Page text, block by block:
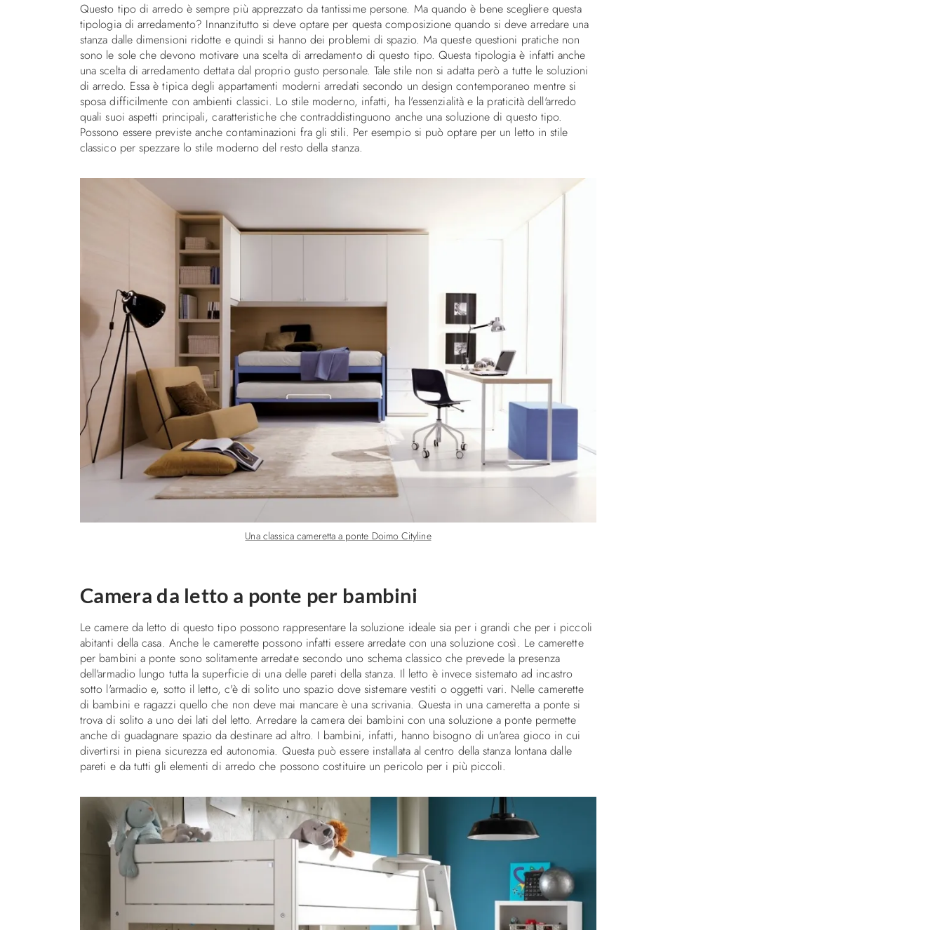
Questo tipo di arredo è sempre più apprezzato da tantissime persone. Ma quando è bene scegliere questa
tipologia di arredamento? Innanzitutto si deve optare per questa composizione quando si deve arredare una
stanza dalle dimensioni ridotte e quindi si hanno dei problemi di spazio. Ma queste questioni pratiche non
sono le sole che devono motivare una scelta di arredamento di questo tipo. Questa tipologia è infatti anche
una scelta di arredamento dettata dal proprio gusto personale. Tale stile non si adatta però a tutte le soluzioni
di arredo. Essa è tipica degli appartamenti moderni arredati secondo un design contemporaneo mentre si
sposa difficilmente con ambienti classici. Lo stile moderno, infatti, ha l'essenzialità e la praticità dell'arredo
quali suoi aspetti principali, caratteristiche che contraddistinguono anche una soluzione di questo tipo.
Possono essere previste anche contaminazioni fra gli stili. Per esempio si può optare per un letto in stile
classico per spezzare lo stile moderno del resto della stanza.
Una classica cameretta a ponte Doimo Cityline
Camera da letto a ponte per bambini
Le camere da letto di questo tipo possono rappresentare la soluzione ideale sia per i grandi che per i piccoli
abitanti della casa. Anche le camerette possono infatti essere arredate con una soluzione così. Le camerette
per bambini a ponte sono solitamente arredate secondo uno schema classico che prevede la presenza
dell'armadio lungo tutta la superficie di una delle pareti della stanza. Il letto è invece sistemato ad incastro
sotto l'armadio e, sotto il letto, c'è di solito uno spazio dove sistemare vestiti o oggetti vari. Nelle camerette
di bambini e ragazzi quello che non deve mai mancare è una scrivania. Questa in una cameretta a ponte si
trova di solito a uno dei lati del letto. Arredare la camera dei bambini con una soluzione a ponte permette
anche di guadagnare spazio da destinare ad altro. I bambini, infatti, hanno bisogno di un'area gioco in cui
divertirsi in piena sicurezza ed autonomia. Questa può essere installata al centro della stanza lontana dalle
pareti e da tutti gli elementi di arredo che possono costituire un pericolo per i più piccoli.